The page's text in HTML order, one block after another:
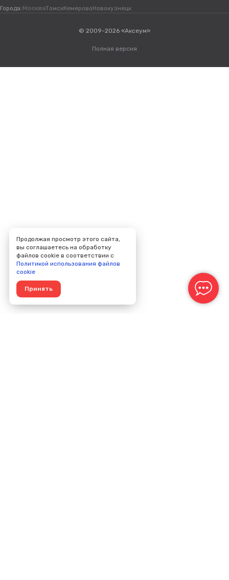
Города: МоскваТомскКемеровоНовокузнецк
© 2009-2026 «Аксеум»
Полная версия
Продолжая просмотр этого сайта,
вы соглашаетесь на обработку
файлов cookie в соответствии с
Политикой использования файлов
cookie
Принять